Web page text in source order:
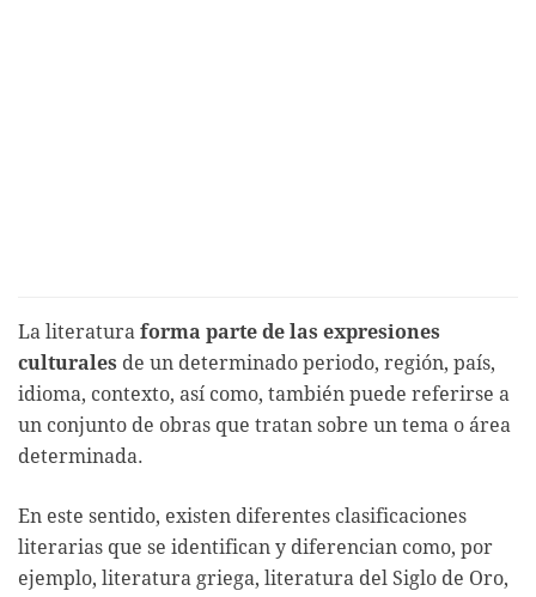
La literatura forma parte de las expresiones
culturales de un determinado periodo, región, país,
idioma, contexto, así como, también puede referirse a
un conjunto de obras que tratan sobre un tema o área
determinada.
En este sentido, existen diferentes clasificaciones
literarias que se identifican y diferencian como, por
ejemplo, literatura griega, literatura del Siglo de Oro,